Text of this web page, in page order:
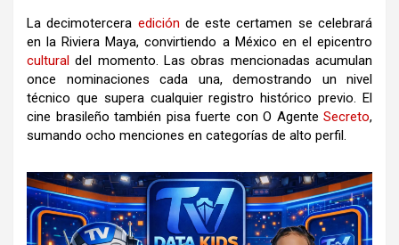
La decimotercera edición de este certamen se celebrará
en la Riviera Maya, convirtiendo a México en el epicentro
cultural del momento. Las obras mencionadas acumulan
once nominaciones cada una, demostrando un nivel
técnico que supera cualquier registro histórico previo. El
cine brasileño también pisa fuerte con O Agente Secreto,
sumando ocho menciones en categorías de alto perfil.